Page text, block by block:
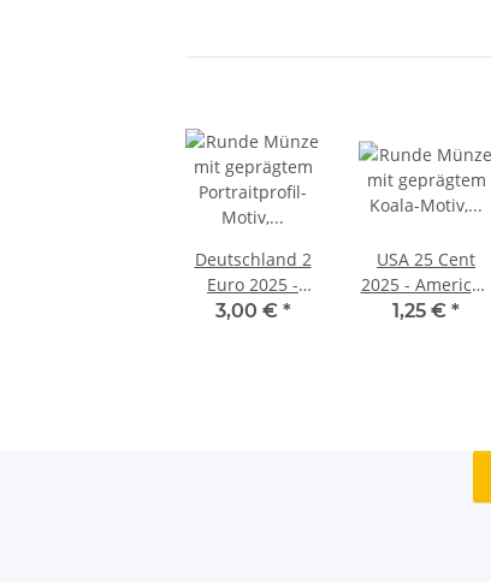
Deutschland 2
Euro 2025 -
Saarland -
3,00 € *
USA 25 Cent
2025 - American
Women Quarter
1,25 € *